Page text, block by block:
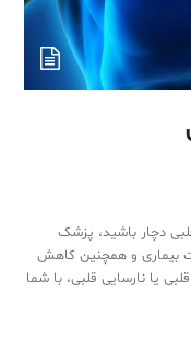
دچار باشید، پزشک
بیماری و همچنین کاهش
یا نارسایی قلبی، با شما